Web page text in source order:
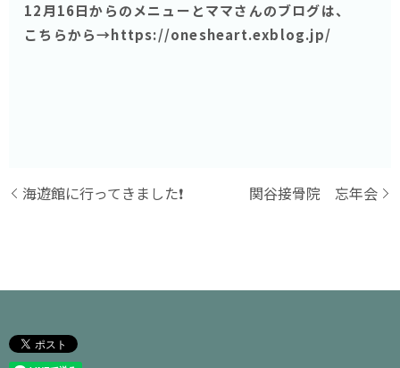
12月16日からのメニューとママさんのブログは、
こちらから→https://onesheart.exblog.jp/
海遊館に行ってきました❗️ 関谷接骨院 忘年会